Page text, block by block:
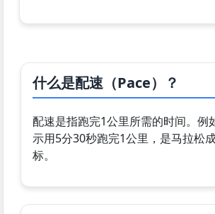
什么是配速（Pace）？
配速是指跑完1公里所需的时间。例
示用5分30秒跑完1公里，是马拉松
标。